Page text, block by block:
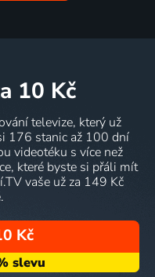
10 Kč
televize, který už
176 stanic až 100 dní
videotéku s více než
které byste si přáli mít
vaše už za 149 Kč
Kč